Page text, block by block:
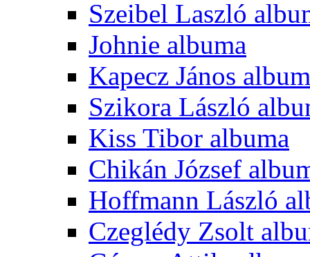
Szeibel Laszló
Johnie albuma
Kapecz János
Szikora László
Kiss Tibor albuma
Chikán József
Hoffmann László
Czeglédy Zsolt